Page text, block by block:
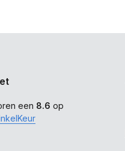
een 8.6 op